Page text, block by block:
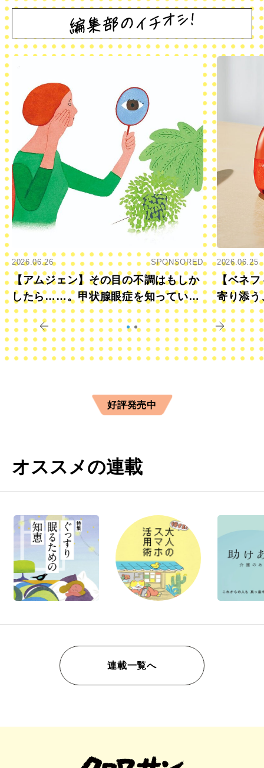
2026.06.26 SPONSORED
【アムジェン】その目の不調はもしか
したら……。甲状腺眼症を知っていま
すか？
2026.06.25
【ベネフ
寄り添う
きに
好評発売中
オススメの連載
連載一覧へ